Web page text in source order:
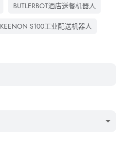
BUTLERBOT酒店送餐机器人
KEENON S100工业配送机器人